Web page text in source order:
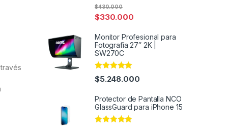
Rated5.00
out of 5
$330.000
$430.000
Monitor Profesional para
Fotografía 27″ 2K |
SW270C
Rated 5.00
out of 5
$5.248.000
Protector de Pantalla NCO
GlassGuard para iPhone 15